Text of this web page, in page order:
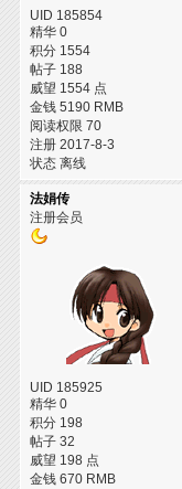
UID 185854
精华 0
积分 1554
帖子 188
威望 1554 点
金钱 5190 RMB
阅读权限 70
注册 2017-8-3
状态 离线
法娟传
注册会员
UID 185925
精华 0
积分 198
帖子 32
威望 198 点
金钱 670 RMB